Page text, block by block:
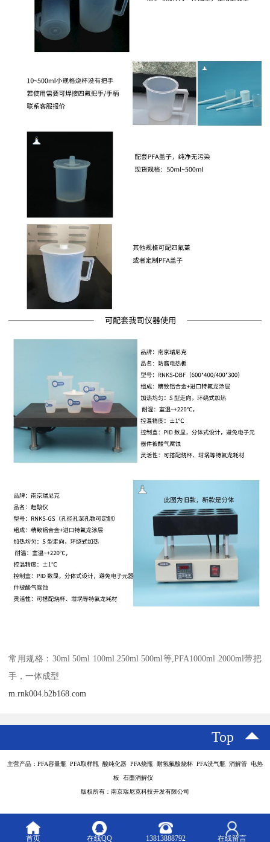
常用规格：30ml 50ml 100ml 250ml 500ml等,PFA1000ml 2000ml带把
手，一体成型
m.rnk004.b2b168.com
Top
主营产品：PFA容量瓶 PFA取样瓶 酸纯化器 PFA烧瓶 耐氢氟酸烧杯 PFA洗气瓶 消解管 电热
板 石墨消解仪
版权所有：南京瑞尼克科技开发有限公司
首页 在线QQ 13813888792 在线留言